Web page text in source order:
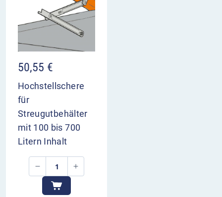
50,55 €
Hochstellschere
für
Streugutbehälter
mit 100 bis 700
Litern Inhalt